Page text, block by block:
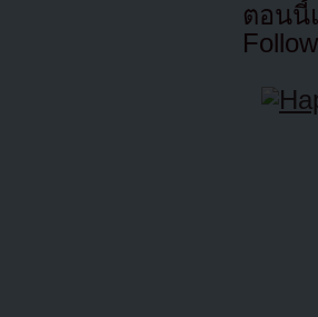
ตอนนี้